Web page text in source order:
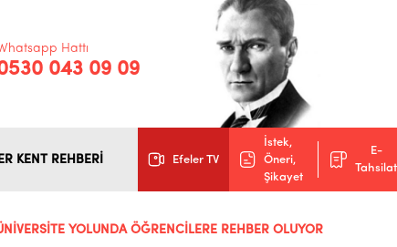
Hattı
043 09 09
KENT REHBERİ Efeler TV
İstek,
Öneri,
Şikayet
E-
Tahsilat
YOLUNDA ÖĞRENCİLERE REHBER OLUYOR